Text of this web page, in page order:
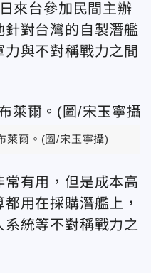
來台參加民間主辦
對台灣的自製潛艦
與不對稱戰力之間
萊爾。(圖/宋玉寧攝)
有用，但是成本高
用在採購潛艦上，
統等不對稱戰力之